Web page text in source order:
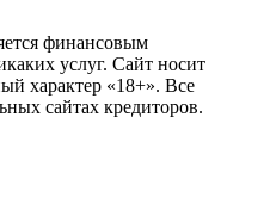
финансовым
услуг. Сайт носит
характер «18+». Все
сайтах кредиторов.